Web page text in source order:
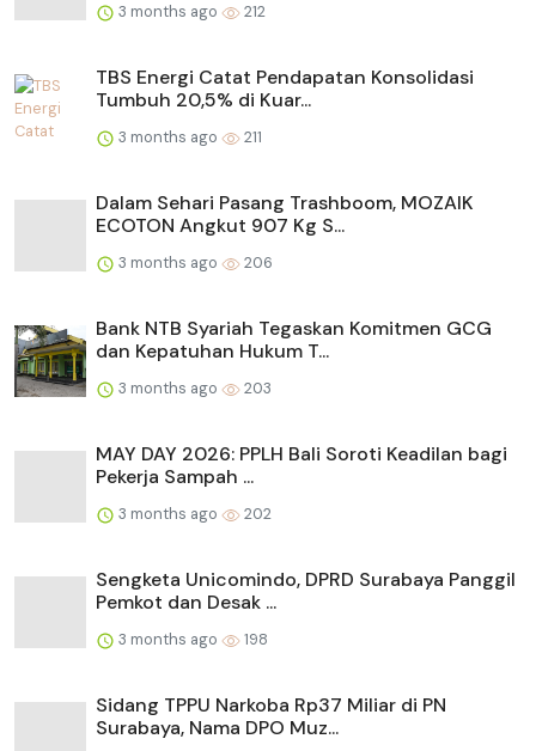
3 months ago 212
TBS Energi Catat Pendapatan Konsolidasi
Tumbuh 20,5% di Kuar...
3 months ago 211
Dalam Sehari Pasang Trashboom, MOZAIK
ECOTON Angkut 907 Kg S...
3 months ago 206
Bank NTB Syariah Tegaskan Komitmen GCG
dan Kepatuhan Hukum T...
3 months ago 203
MAY DAY 2026: PPLH Bali Soroti Keadilan bagi
Pekerja Sampah ...
3 months ago 202
Sengketa Unicomindo, DPRD Surabaya Panggil
Pemkot dan Desak ...
3 months ago 198
Sidang TPPU Narkoba Rp37 Miliar di PN
Surabaya, Nama DPO Muz...